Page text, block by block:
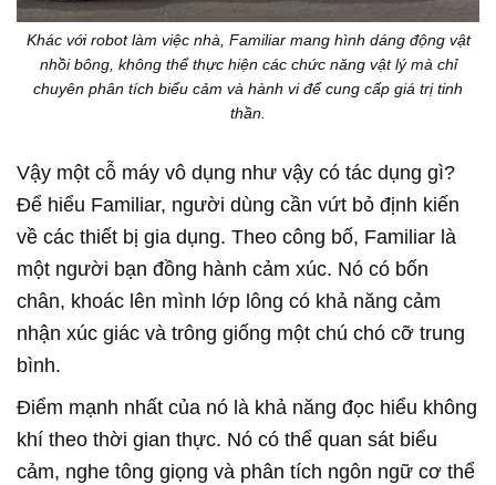
Khác với robot làm việc nhà, Familiar mang hình dáng động vật
nhồi bông, không thể thực hiện các chức năng vật lý mà chỉ
chuyên phân tích biểu cảm và hành vi để cung cấp giá trị tinh
thần.
Vậy một cỗ máy vô dụng như vậy có tác dụng gì?
Để hiểu Familiar, người dùng cần vứt bỏ định kiến
về các thiết bị gia dụng. Theo công bố, Familiar là
một người bạn đồng hành cảm xúc. Nó có bốn
chân, khoác lên mình lớp lông có khả năng cảm
nhận xúc giác và trông giống một chú chó cỡ trung
bình.
Điểm mạnh nhất của nó là khả năng đọc hiểu không
khí theo thời gian thực. Nó có thể quan sát biểu
cảm, nghe tông giọng và phân tích ngôn ngữ cơ thể